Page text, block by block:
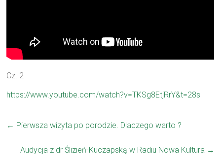
Cz. 2
https://www.youtube.com/watch?v=TKSg8EtjRrY&t=28s
← Pierwsza wizyta po porodzie. Dlaczego warto ?
Audycja z dr Ślizień-Kuczapską w Radiu Nowa Kultura →